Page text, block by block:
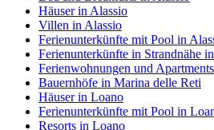
Häuser in Alassio
Villen in Alassio
Ferienunterkünfte mit Pool in
Ferienunterkünfte in Strandnähe
Ferienwohnungen und
Bauernhöfe in Marina delle Reti
Häuser in Loano
Ferienunterkünfte mit Pool in
Resorts in Loano